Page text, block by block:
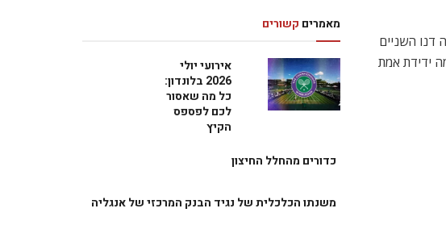
מאמרים קשורים
אירועי יולי
2026 בלונדון:
כל מה שאסור
לכם לפספס
הקיץ
כדורים מהחלל החיצון
משנתו הכלכלית של נגיד הבנק המרכזי של אנגליה
קמרון, בה דנו השניים
ידידת אמת